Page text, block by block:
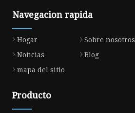
Navegacion rapida
Hogar Sobre nosotros
Noticias
Blog
mapa del sitio
Producto